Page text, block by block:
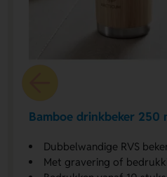
Bamboe drinkbeker 250
Dubbelwandige RVS
Met gravering of